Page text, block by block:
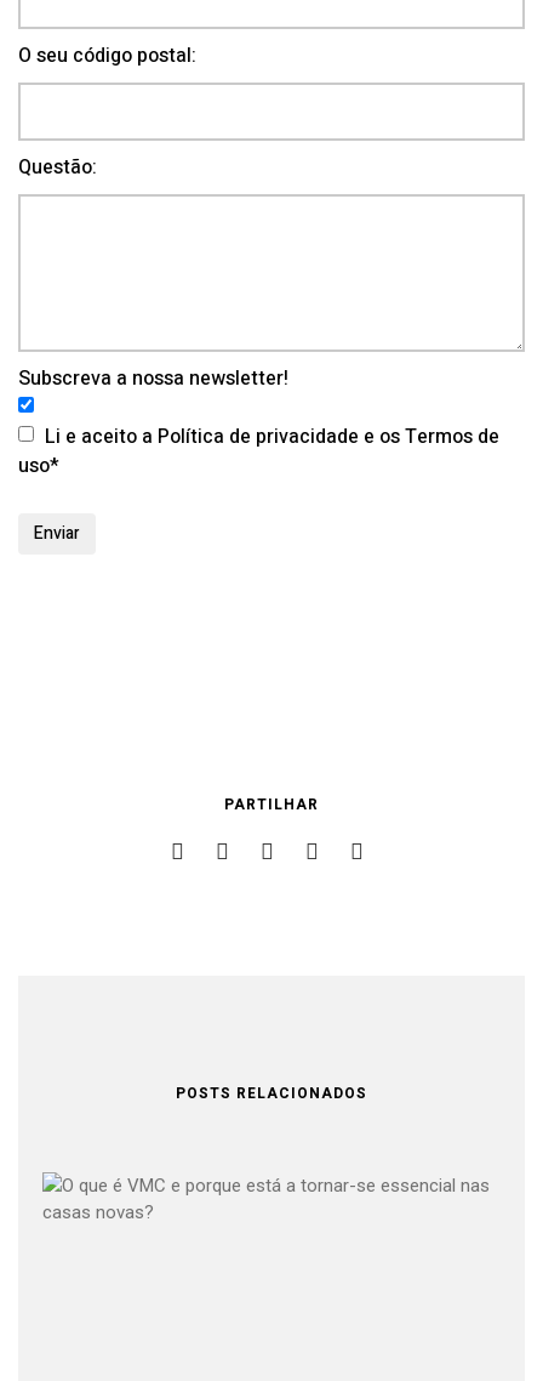
O seu código postal:
Questão:
Subscreva a nossa newsletter!
Li e aceito a Política de privacidade e os Termos de
uso*
PARTILHAR
POSTS RELACIONADOS